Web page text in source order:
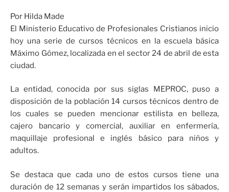
Por Hilda Made
El Ministerio Educativo de Profesionales Cristianos inicio
hoy una serie de cursos técnicos en la escuela básica
Máximo Gómez, localizada en el sector 24 de abril de esta
ciudad.
La entidad, conocida por sus siglas MEPROC, puso a
disposición de la población 14 cursos técnicos dentro de
los cuales se pueden mencionar estilista en belleza,
cajero bancario y comercial, auxiliar en enfermería,
maquillaje profesional e inglés básico para niños y
adultos.
Se destaca que cada uno de estos cursos tiene una
duración de 12 semanas y serán impartidos los sábados,